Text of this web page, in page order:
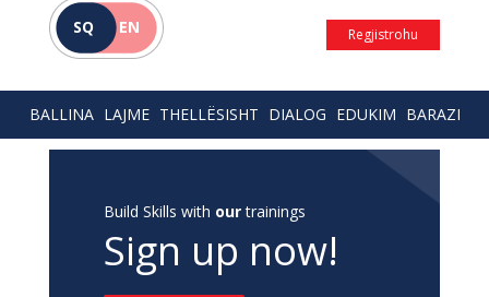
SQ EN Regjistrohu
BALLINA LAJME THELLËSISHT DIALOG EDUKIM BARAZI
Build Skills with ourtrainings
Sign up now!